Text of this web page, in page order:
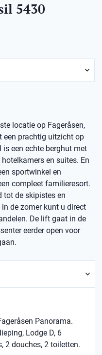
5430
locatie op Fageråsen,
een prachtig uitzicht op
een echte berghut met
en suites. En
sportwinkel en
compleet familieresort.
tot de skipistes en
de zomer kunt u direct
De lift gaat in de
eerder open voor
Panorama.
Lodge D, 6
2 douches, 2 toiletten.